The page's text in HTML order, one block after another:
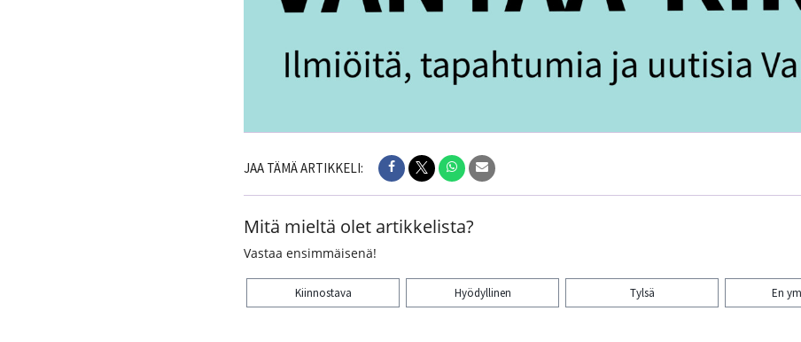
JAA TÄMÄ ARTIKKELI:
Mitä mieltä olet artikkelista?
Vastaa ensimmäisenä!
Kiinnostava Hyödyllinen Tylsä En